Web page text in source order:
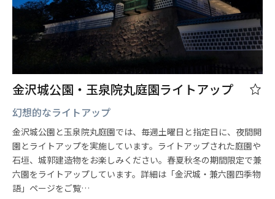
金沢城公園・玉泉院丸庭園ライトアップ
幻想的なライトアップ
金沢城公園と玉泉院丸庭園では、毎週土曜日と指定日に、夜間開
園とライトアップを実施しています。ライトアップされた庭園や
石垣、城郭建造物をお楽しみください。春夏秋冬の期間限定で兼
六園をライトアップしています。詳細は「金沢城・兼六園四季物
語」ページをご覧…